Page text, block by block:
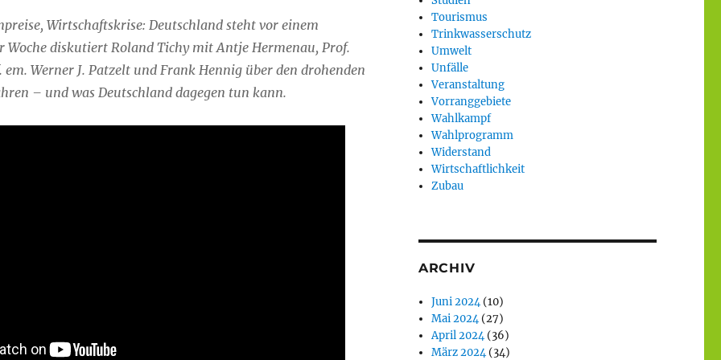
Wirtschaftskrise: Deutschland steht vor einem
Woche diskutiert Roland Tichy mit Antje Hermenau, Prof.
em. Werner J. Patzelt und Frank Hennig über den drohenden
– und was Deutschland dagegen tun kann.
Tourismus
Trinkwasserschutz
Umwelt
Unfälle
Veranstaltung
Vorranggebiete
Wahlkampf
Wahlprogramm
Widerstand
Wirtschaftlichkeit
Zubau
ARCHIV
Juni 2024(10)
Mai 2024(27)
April 2024(36)
März 2024(34)